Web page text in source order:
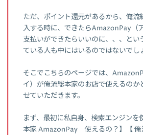
ただ、ポイント還元があるから、俺流
入する時に、できたらAmazonPay（
支払いができたらいいのに、、、とい
ている人も中にはいるのではないでし
そこでこちらのページでは、
イ）が俺流総本家のお店で使えるのか
せていただきます。
まず、最初に私自身、検索エンジンを
本家 AmazonPay 使えるの？】【 俺